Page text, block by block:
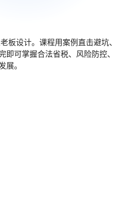
板设计。课程用案例直击避
即可掌握合法省税、风险防控
展。